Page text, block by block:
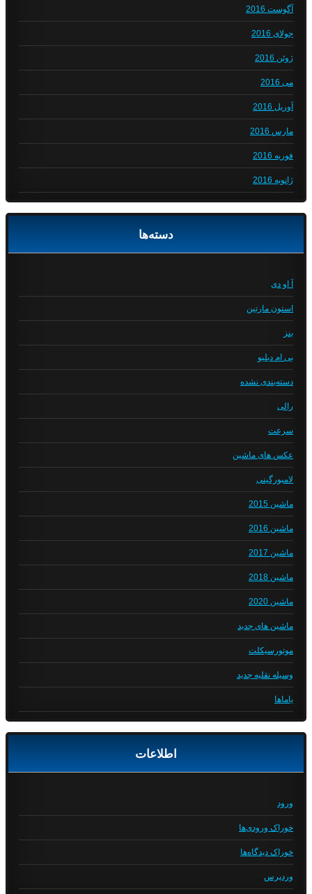
آگوست 2016
جولای 2016
ژوئن 2016
می 2016
آوریل 2016
مارس 2016
فوریه 2016
ژانویه 2016
دسته‌ها
آ او دی
استون مارتین
بنز
بی ام دبلیو
دسته‌بندی نشده
رالی
سرعت
عکس های ماشین
لامبورگینی
ماشین 2015
ماشین 2016
ماشین 2017
ماشین 2018
ماشین 2020
ماشین های جدید
موتورسیکلت
وسیله نقلیه جدید
یاماها
اطلاعات
ورود
خوراک ورودی‌ها
خوراک دیدگاه‌ها
وردپرس